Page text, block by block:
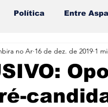
Política Entre
no Ar 16 de dez. de 2019 1